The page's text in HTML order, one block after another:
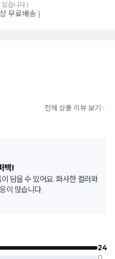
습니다.)
무료배송 )